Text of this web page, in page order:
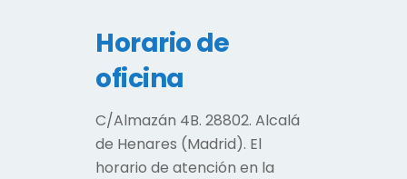
Horario de
oficina
C/Almazán 4B. 28802. Alcalá
de Henares (Madrid). El
horario de atención en la